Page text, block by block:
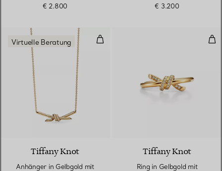
€ 2.800 € 3.200
Anhänger in Gelbgold mit
Virtuelle Beratung
Tiffany Knot
Anhänger in Gelbgold mit
Tiffany Knot
Ring in Gelbgold mit